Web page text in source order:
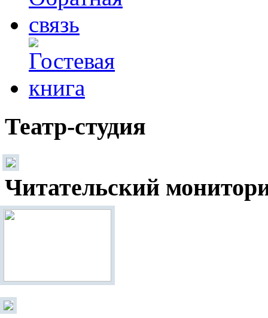
Театр-студия
Читательский